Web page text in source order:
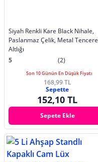
Siyah Renkli Kare Black Nihale,
Paslanmaz Çelik, Metal Tencere
Altlığı
5
(2)
Son 10 Günün En Düşük Fiyatı
168,99 TL
Sepette
152,10 TL
Sepete Ekle